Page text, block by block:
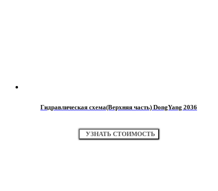
Гидравлическая схема(Верхняя часть) DongYang 2036
УЗНАТЬ СТОИМОСТЬ